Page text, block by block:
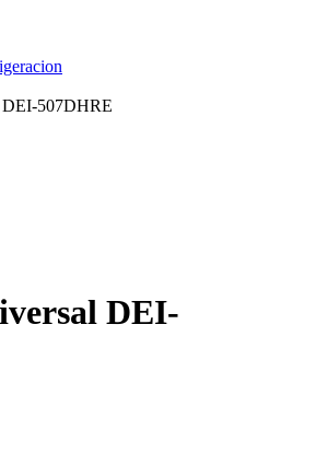
DEI-507DHRE
DEI-